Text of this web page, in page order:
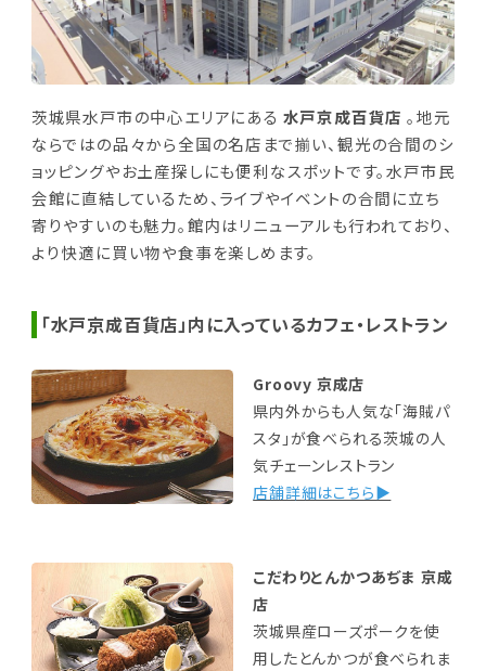
茨城県水戸市の中心エリアにある 水戸京成百貨店 。地元
ならではの品々から全国の名店まで揃い、観光の合間のシ
ョッピングやお土産探しにも便利なスポットです。水戸市民
会館に直結しているため、ライブやイベントの合間に立ち
寄りやすいのも魅力。館内はリニューアルも行われており、
より快適に買い物や食事を楽しめます。
「水戸京成百貨店」内に入っているカフェ・レストラン
Groovy 京成店
県内外からも人気な「海賊パ
スタ」が食べられる茨城の人
気チェーンレストラン
店舗詳細はこちら▶
こだわりとんかつあぢま 京成
店
茨城県産ローズポークを使
用したとんかつが食べられま